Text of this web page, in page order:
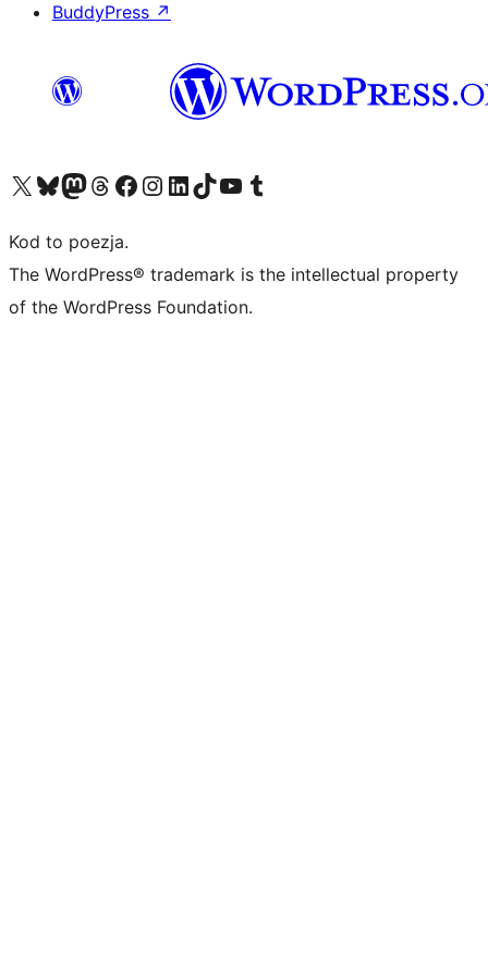
BuddyPress ↗
Odwiedź nasze konto X (dawniej Twitter)
Odwiedź nasze konto Bluesky
Odwiedź nasze konto na Mastodoncie
Odwiedź naszego Threadsa
Odwiedź naszego Facebooka
Odwiedź nasze konto na Instagramie
Odwiedź nasze konto na LinkedIn
Odwiedź naszego TikToka
Odwiedź nasz kanał YouTube
Odwiedź naszego Tumblra
Kod to poezja.
The WordPress® trademark is the intellectual property
of the WordPress Foundation.